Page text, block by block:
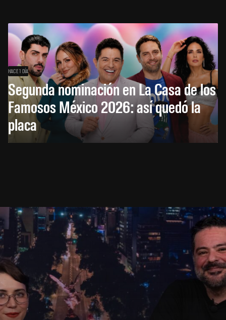
HACE 1 DÍA
Segunda nominación en La Casa de los
Famosos México 2026: así quedó la
placa